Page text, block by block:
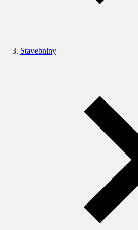
Stavebniny